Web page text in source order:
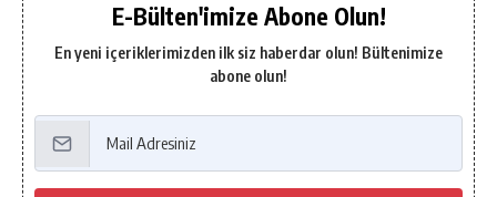
E-Bülten'imize Abone Olun!
En yeni içeriklerimizden ilk siz haberdar olun! Bültenimize
abone olun!